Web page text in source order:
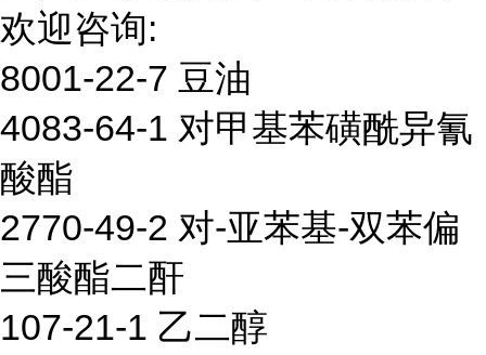
欢迎咨询:
8001-22-7 豆油
4083-64-1 对甲基苯磺酰异氰
酸酯
2770-49-2 对-亚苯基-双苯偏
三酸酯二酐
107-21-1 乙二醇